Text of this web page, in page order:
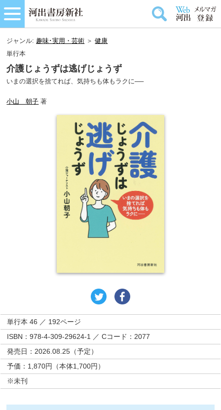
ジャンル: 趣味･実用・芸術 ＞健康
単行本
介護じょうずは逃げじょうず
いまの選択を捨てれば、気持ちも体もラクに──
小山 朝子 著
単行本 46 ／ 192ページ
ISBN：978-4-309-29624-1 ／ Cコード：2077
発売日：2026.08.25（予定）
予価：1,870円（本体1,700円）
※未刊